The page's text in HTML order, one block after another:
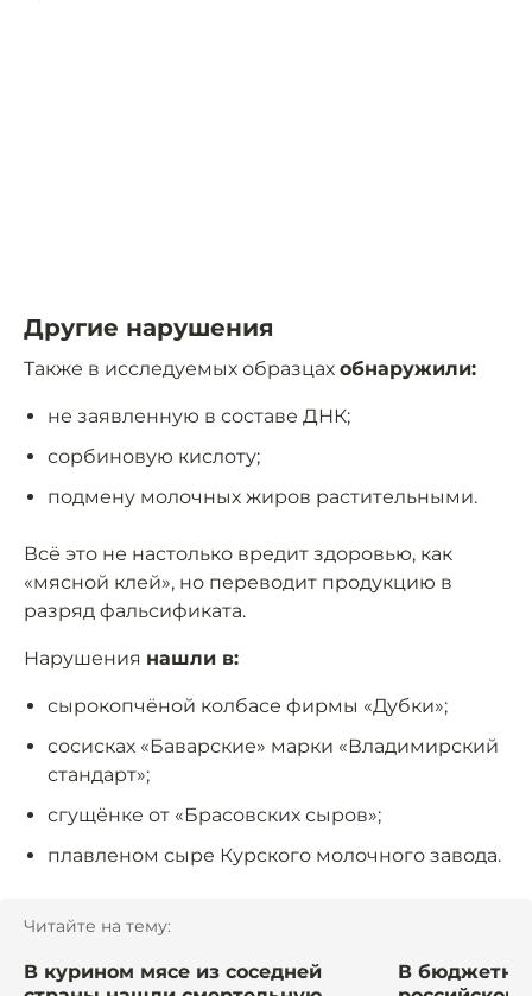
Другие нарушения
Также в исследуемых образцах обнаружили:
не заявленную в составе ДНК;
сорбиновую кислоту;
подмену молочных жиров растительными.
Всё это не настолько вредит здоровью, как
«мясной клей», но переводит продукцию в
разряд фальсификата.
Нарушения нашли в:
сырокопчёной колбасе фирмы «Дубки»;
сосисках «Баварские» марки «Владимирский
стандарт»;
сгущёнке от «Брасовских сыров»;
плавленом сыре Курского молочного завода.
Читайте на тему:
В курином мясе из соседней
В